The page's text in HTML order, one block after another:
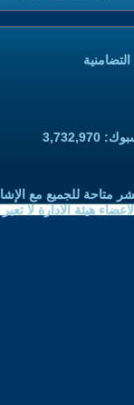
متاحة للجميع مع
هيئة الادارة لا